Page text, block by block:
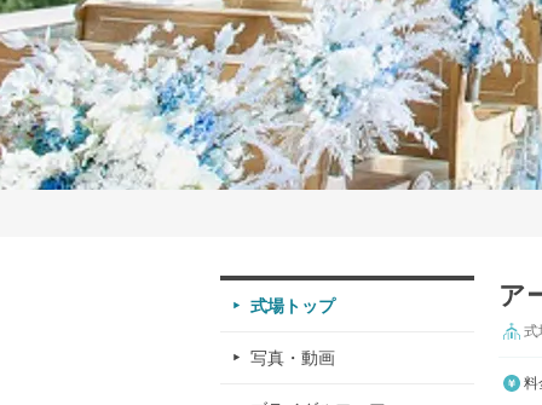
式場トップ
写真・動画
ア
式
料